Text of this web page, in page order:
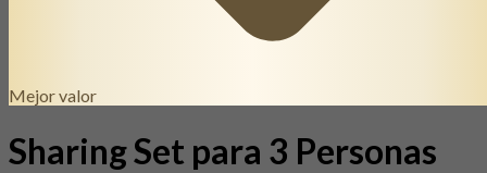
Mejor valor
Sharing Set para 3 Personas